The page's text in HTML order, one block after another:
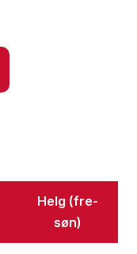
Helg (fre-
søn)